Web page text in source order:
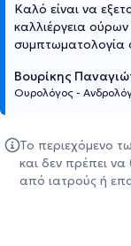
Καλό είναι να
καλλιέργεια
συμπτωματολογία
Βουρίκης
Ουρολόγος -
Το περιεχόμενο
και δεν πρέπει
από ιατρούς ή